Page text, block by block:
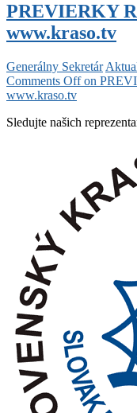
PREVIERKY
www.kraso.tv
Generálny Sekretár
Comments Offon
www.kraso.tv
Sledujte našich